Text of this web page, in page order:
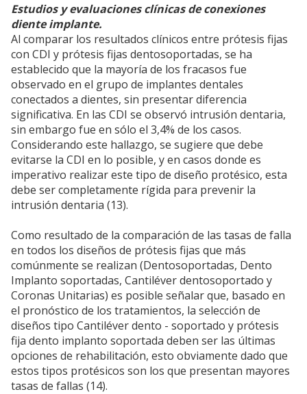
Estudios y evaluaciones clínicas de conexiones
diente implante.
Al comparar los resultados clínicos entre prótesis fijas
con CDI y prótesis fijas dentosoportadas, se ha
establecido que la mayoría de los fracasos fue
observado en el grupo de implantes dentales
conectados a dientes, sin presentar diferencia
significativa. En las CDI se observó intrusión dentaria,
sin embargo fue en sólo el 3,4% de los casos.
Considerando este hallazgo, se sugiere que debe
evitarse la CDI en lo posible, y en casos donde es
imperativo realizar este tipo de diseño protésico, esta
debe ser completamente rígida para prevenir la
intrusión dentaria (13).
Como resultado de la comparación de las tasas de falla
en todos los diseños de prótesis fijas que más
comúnmente se realizan (Dentosoportadas, Dento
Implanto soportadas, Cantiléver dentosoportado y
Coronas Unitarias) es posible señalar que, basado en
el pronóstico de los tratamientos, la selección de
diseños tipo Cantiléver dento - soportado y prótesis
fija dento implanto soportada deben ser las últimas
opciones de rehabilitación, esto obviamente dado que
estos tipos protésicos son los que presentan mayores
tasas de fallas (14).